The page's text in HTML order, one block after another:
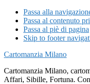
Passa alla
Passa al contenuto
Passa al piè di pagina
Skip to footer
Cartomanzia Milano
Cartomanzia Milano,
Affari, Sibille, Fortuna.